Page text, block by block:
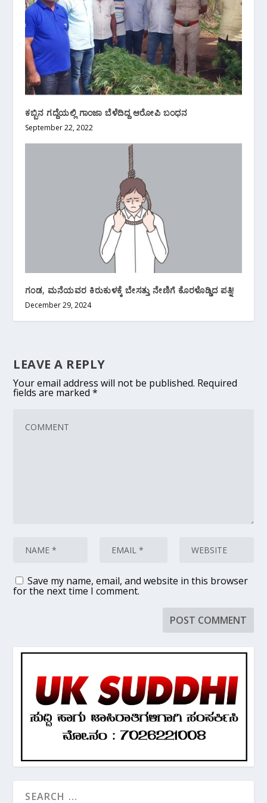
ಕಬ್ಬಿನ ಗದ್ದೆಯಲ್ಲಿ ಗಾಂಜಾ ಬೆಳೆದಿದ್ದ ಆರೋಪಿ ಬಂಧನ
September 22, 2022
ಗಂಡ, ಮನೆಯವರ ಕಿರುಕುಳಕ್ಕೆ ಬೇಸತ್ತು ನೇಣಿಗೆ ಕೊರಳೊಡ್ಡಿದ ಪತ್ನಿ!
December 29, 2024
LEAVE A REPLY
Your email address will not be published. Required
fields are marked*
Save my name, email, and website in this browser
for the next time I comment.